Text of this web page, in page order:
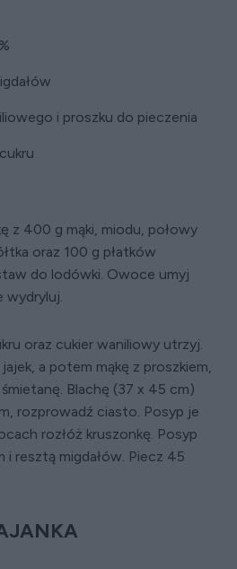
i proszku do pieczenia
z 400 g mąki, miodu, połowy
oraz 100 g płatków
do lodówki. Owoce umyj
wydryluj.
oraz cukier waniliowy utrzyj.
a potem mąkę z proszkiem,
śmietanę. Blachę (37 x 45 cm)
rozprowadź ciasto. Posyp je
rozłóż kruszonkę. Posyp
i resztą migdałów. Piecz 45